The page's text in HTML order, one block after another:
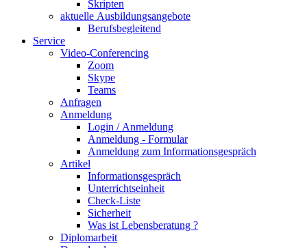
Skripten
aktuelle Ausbildungsangebote
Berufsbegleitend
Service
Video-Conferencing
Zoom
Skype
Teams
Anfragen
Anmeldung
Login / Anmeldung
Anmeldung - Formular
Anmeldung zum Informationsgespräch
Artikel
Informationsgespräch
Unterrichtseinheit
Check-Liste
Sicherheit
Was ist Lebensberatung ?
Diplomarbeit